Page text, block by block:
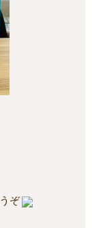
ぞ